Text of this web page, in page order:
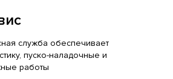
служба обеспечивает
пуско-наладочные и
работы